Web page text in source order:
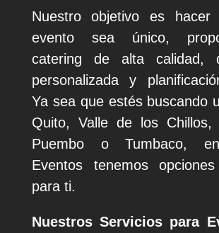
Nuestro objetivo es hacer
evento sea único,
catering de alta calidad,
personalizada y
Ya sea que estés buscando
Quito, Valle de los Chillos,
Puembo o Tumbaco,
Eventos tenemos
para ti.
Nuestros Servicios para